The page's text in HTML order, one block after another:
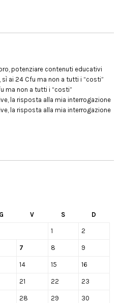
potenziare contenuti educativi
ai 24 Cfu ma non a tutti i “costi”
ma non a tutti i “costi”
la risposta alla mia interrogazione
la risposta alla mia interrogazione
G V S D
1 2
7 8 9
14 15 16
21 22 23
28 29 30